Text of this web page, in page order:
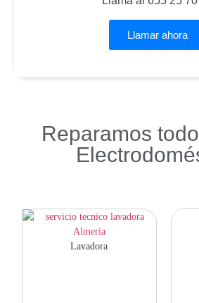
Llamar ahora
Reparamos
Lavadora